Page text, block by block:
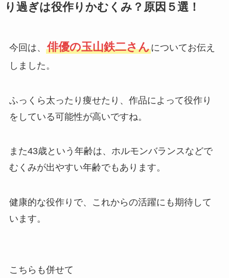
り過ぎは役作りかむくみ？原因５選！
今回は、 俳優の玉山鉄二さんについてお伝え
しました。
ふっくら太ったり痩せたり、作品によって役作り
をしている可能性が高いですね。
また43歳という年齢は、ホルモンバランスなどで
むくみが出やすい年齢でもあります。
健康的な役作りで、これからの活躍にも期待して
います。
こちらも併せて